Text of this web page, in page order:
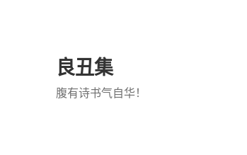
良丑集
腹有诗书气自华！